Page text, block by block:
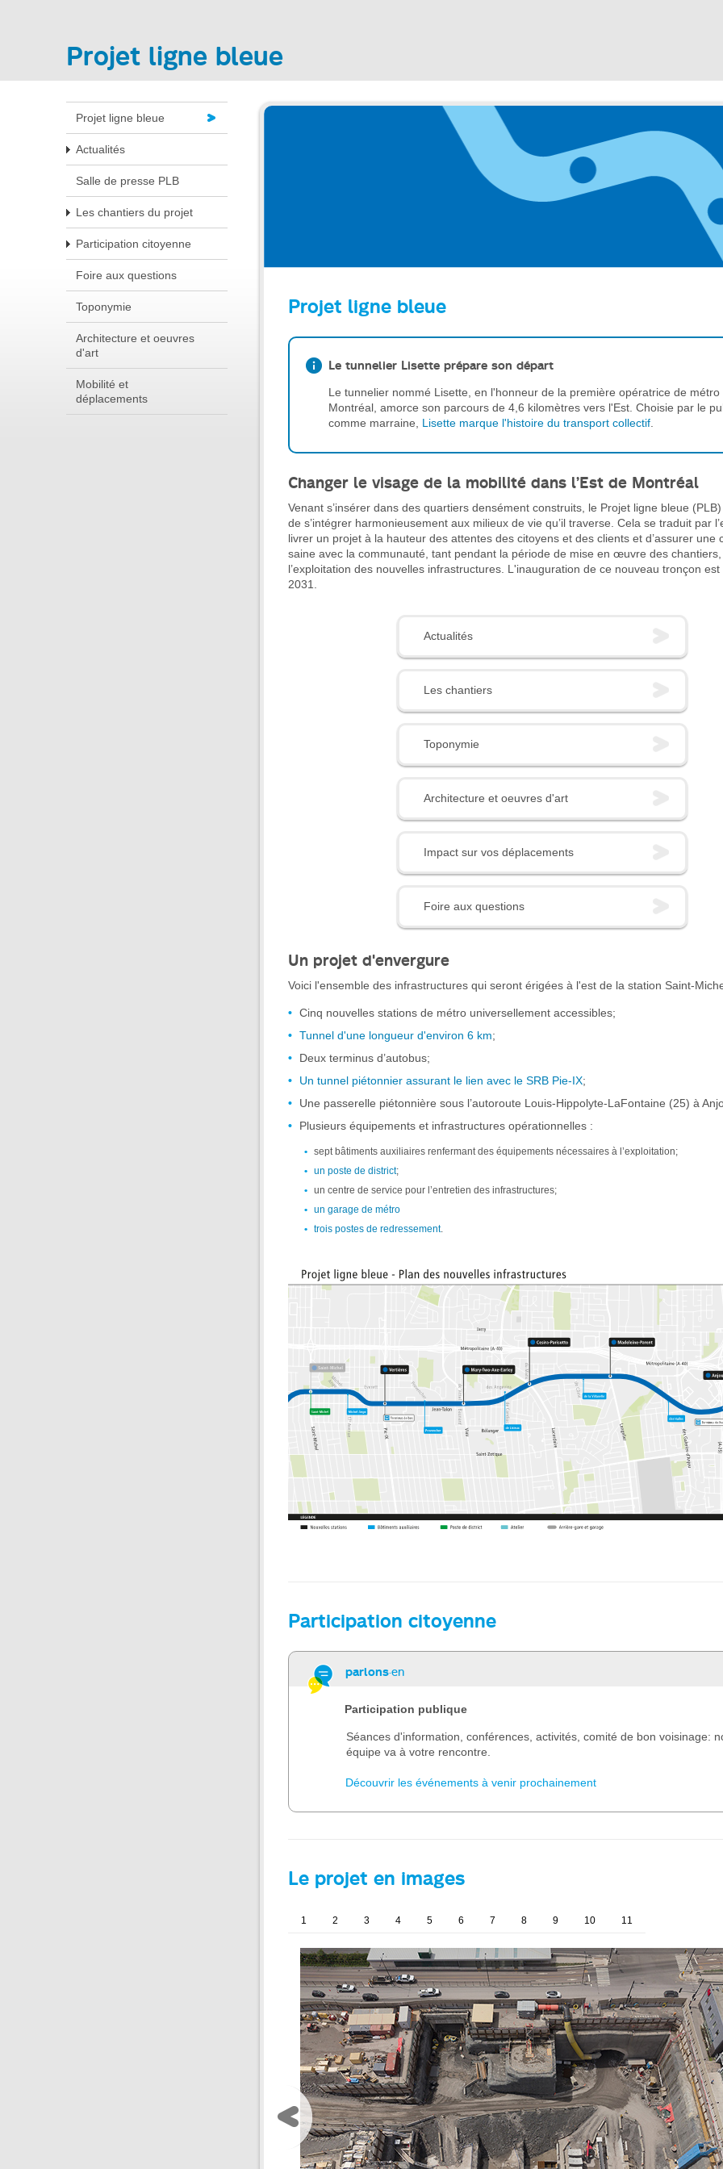
Projet ligne bleue
Projet ligne bleue
Actualités
Salle de presse PLB
Les chantiers du projet
Participation citoyenne
Foire aux questions
Toponymie
Architecture et oeuvres
d'art
Mobilité et
déplacements
Projet ligne bleue
Le tunnelier Lisette prépare son départ
Le tunnelier nommé Lisette, en l'honneur de la première opératrice de métro
Montréal, amorce son parcours de 4,6 kilomètres vers l'Est. Choisie par le
comme marraine, Lisette marque l'histoire du transport collectif
Changer le visage de la mobilité dans l’Est de Montréal
Venant s’insérer dans des quartiers densément construits, le Projet ligne bleue
de s’intégrer harmonieusement aux milieux de vie qu’il traverse. Cela se traduit par
livrer un projet à la hauteur des attentes des citoyens et des clients et d’assurer une
saine avec la communauté, tant pendant la période de mise en œuvre des
l’exploitation des nouvelles infrastructures. L'inauguration de ce nouveau tronçon
2031.
Actualités
Les chantiers
Toponymie
Architecture et oeuvres d'art
Impact sur vos déplacements
Foire aux questions
Un projet d'envergure
Voici l'ensemble des infrastructures qui seront érigées à l'est de la station Saint-
Cinq nouvelles stations de métro universellement accessibles;
Tunnel d'une longueur d'environ 6 km;
Deux terminus d’autobus;
Un tunnel piétonnier assurant le lien avec le SRB Pie-IX;
Une passerelle piétonnière sous l’autoroute Louis-Hippolyte-LaFontaine (25) à
Plusieurs équipements et infrastructures opérationnelles :
sept bâtiments auxiliaires renfermant des équipements nécessaires à l’exploitation;
un poste de district;
un centre de service pour l’entretien des infrastructures;
un garage de métro
trois postes de redressement.
Participation citoyenne
parlons·en
Participation publique
Séances d'information, conférences, activités, comité de bon voisinage:
équipe va à votre rencontre.
Découvrir les événements à venir prochainement
Le projet en images
1 2 3 4 5 6 7 8 9 10 11